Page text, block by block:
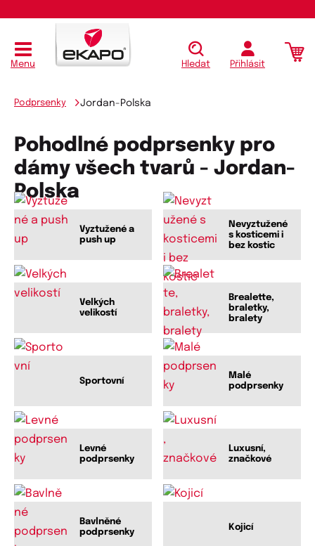
Menu Hledat Přihlásit
Podprsenky Jordan-Polska
Pohodlné podprsenky pro
dámy všech tvarů - Jordan-
Polska
Vyztužené a
push up
Nevyztužené
s kosticemi i
bez kostic
Velkých
velikostí
Brealette,
braletky,
bralety
Sportovní
Malé
podprsenky
Levné
podprsenky
Luxusní,
značkové
Bavlněné
podprsenky
Kojicí